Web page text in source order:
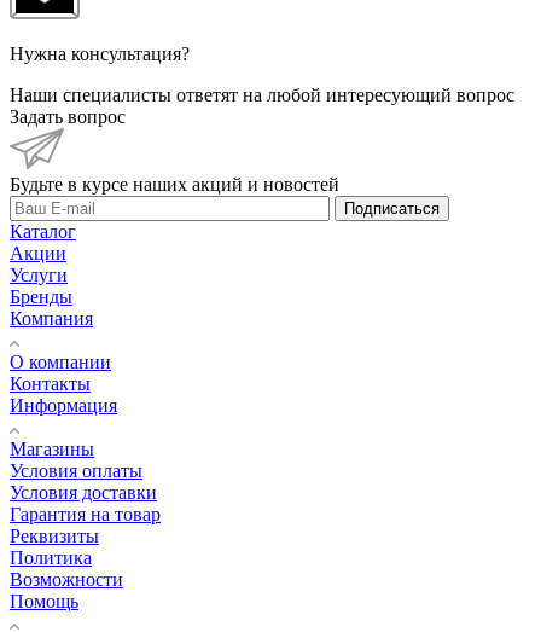
Нужна консультация?
Наши специалисты ответят на любой интересующий вопрос
Задать вопрос
Будьте в курсе наших акций и новостей
Подписаться
Каталог
Акции
Услуги
Бренды
Компания
О компании
Контакты
Информация
Магазины
Условия оплаты
Условия доставки
Гарантия на товар
Реквизиты
Политика
Возможности
Помощь